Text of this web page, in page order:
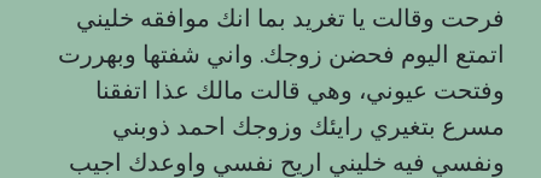
فرحت وقالت یا تغريد بما انك موافقه خليني
اتمتع اليوم فحضن زوجك. واني شفتها وبهررت
وفتحت عيوني، وهي قالت مالك عذا اتفقنا
مسرع بتغيري رايئك وزوجك احمد ذوبني
ونفسي فيه خليني اريح نفسي واوعدك اجيب